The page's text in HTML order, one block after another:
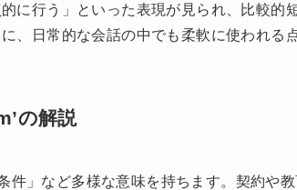
に行う」といった表現が見られ、比較的
、日常的な会話の中でも柔軟に使われる
の解説
件」など多様な意味を持ちます。契約や